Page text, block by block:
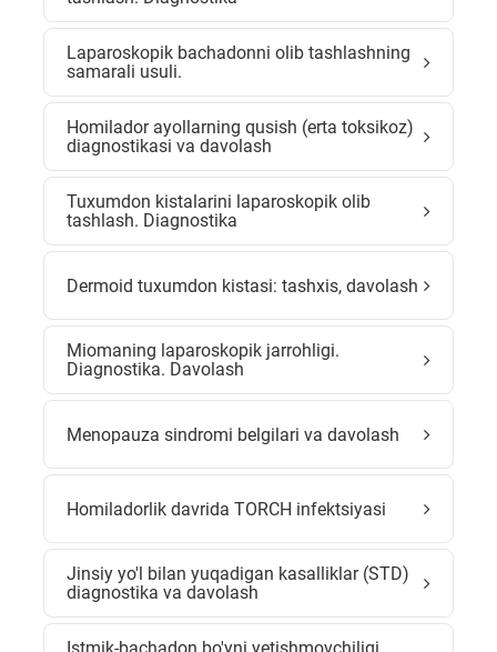
Laparoskopik bachadonni olib tashlashning
samarali usuli.
Homilador ayollarning qusish (erta toksikoz)
diagnostikasi va davolash
Tuxumdon kistalarini laparoskopik olib
tashlash. Diagnostika
Dermoid tuxumdon kistasi: tashxis, davolash
Miomaning laparoskopik jarrohligi.
Diagnostika. Davolash
Menopauza sindromi belgilari va davolash
Homiladorlik davrida TORCH infektsiyasi
Jinsiy yo'l bilan yuqadigan kasalliklar (STD)
diagnostika va davolash